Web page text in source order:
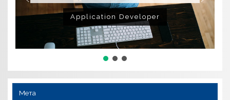
Application Developer
Мета